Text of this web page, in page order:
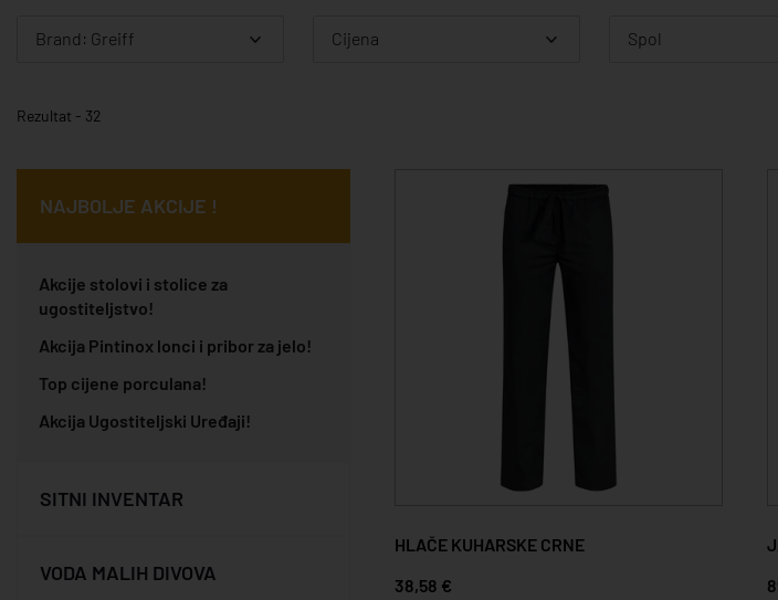
Brand: Greiff Cijena Spol
Rezultat - 32
NAJBOLJE AKCIJE !
Akcije stolovi i stolice za
ugostiteljstvo!
Akcija Pintinox lonci i pribor za jelo!
Top cijene porculana!
Akcija Ugostiteljski Uređaji!
SITNI INVENTAR
VODA MALIH DIVOVA
HLAČE KUHARSKE CRNE
38,58 €